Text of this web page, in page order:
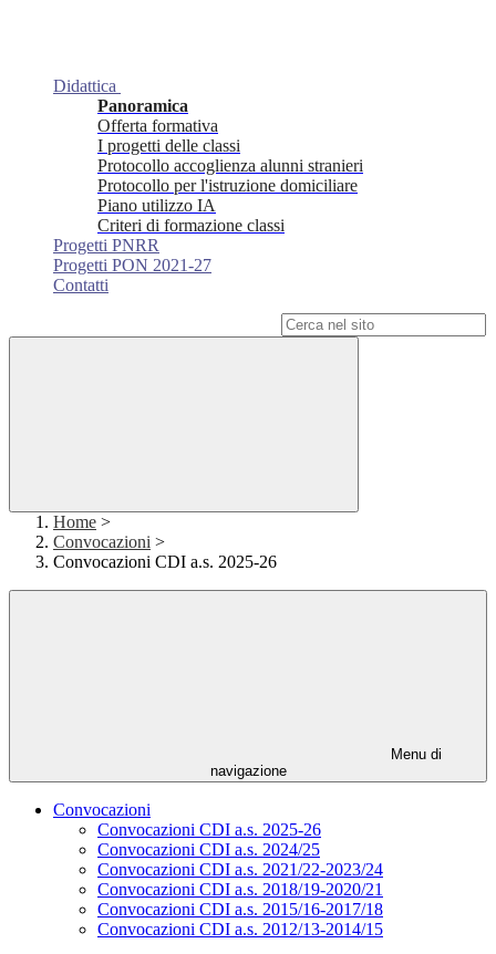
Didattica
Panoramica
Offerta formativa
I progetti delle classi
Protocollo accoglienza alunni stranieri
Protocollo per l'istruzione domiciliare
Piano utilizzo IA
Criteri di formazione classi
Progetti PNRR
Progetti PON 2021-27
Contatti
Home >
Convocazioni >
Convocazioni CDI a.s. 2025-26
Menu di
navigazione
Convocazioni
Convocazioni CDI a.s. 2025-26
Convocazioni CDI a.s. 2024/25
Convocazioni CDI a.s. 2021/22-2023/24
Convocazioni CDI a.s. 2018/19-2020/21
Convocazioni CDI a.s. 2015/16-2017/18
Convocazioni CDI a.s. 2012/13-2014/15